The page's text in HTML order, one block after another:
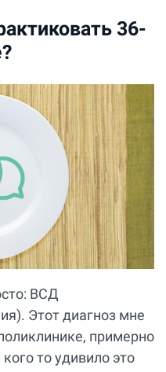
36-
ВСД
Этот диагноз мне
примерно
то удивило это